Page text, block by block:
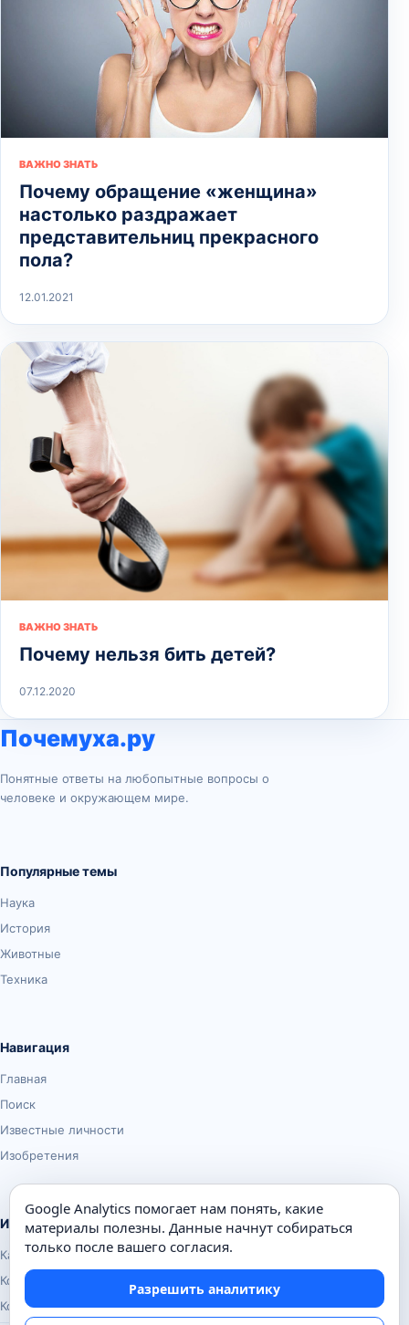
ВАЖНО ЗНАТЬ
Почему обращение «женщина»
настолько раздражает
представительниц прекрасного
пола?
12.01.2021
ВАЖНО ЗНАТЬ
Почему нельзя бить детей?
07.12.2020
Почемуха.ру
Понятные ответы на любопытные вопросы о
человеке и окружающем мире.
Популярные темы
Наука
История
Животные
Техника
Навигация
Главная
Поиск
Известные личности
Изобретения
Информация
Карта сайта
Контакты
Конфиденциальность
Google Analytics помогает нам понять, какие
материалы полезны. Данные начнут собираться
только после вашего согласия.
Разрешить аналитику